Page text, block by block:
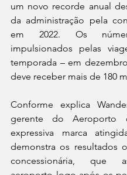
um novo recorde anual
da administração pela
em 2022. Os
impulsionados pelas
temporada – em
deve receber mais de 180
Conforme explica
gerente do Aeroporto
expressiva marca
demonstra os resultados
concessionária, que